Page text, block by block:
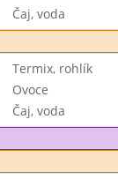
Čaj, voda
Termix, rohlík
Ovoce
Čaj, voda